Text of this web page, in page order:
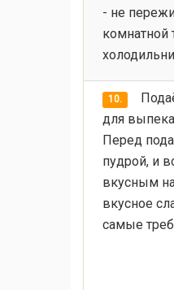
- не
комнатной
10.
для
Перед
пудрой, и
вкусным
вкусное
самые